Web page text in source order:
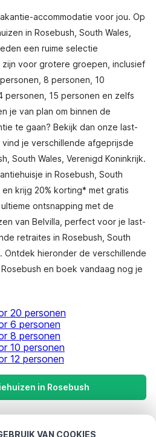
VAN COOKIES
accommodatie voor jou. Op
in Rosebush, South Wales,
een ruime selectie
voor grotere groepen, inclusief
8 personen, 10
personen, 15 personen en zelfs
je van plan om binnen de
te gaan? Bekijk dan onze last-
je verschillende afgeprijsde
South Wales, Verenigd Koninkrijk.
in Rosebush, South
en krijg 20% korting* met gratis
ontsnapping met de
van Belvilla, perfect voor je last-
retraites in Rosebush, South
Ontdek hieronder de verschillende
en boek vandaag nog je
20 personen
6 personen
8 personen
10 personen
12 personen
in Rosebush
voor